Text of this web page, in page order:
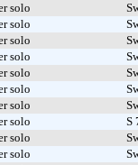
solo
solo
solo
solo
solo
solo
solo
solo
S
solo
solo